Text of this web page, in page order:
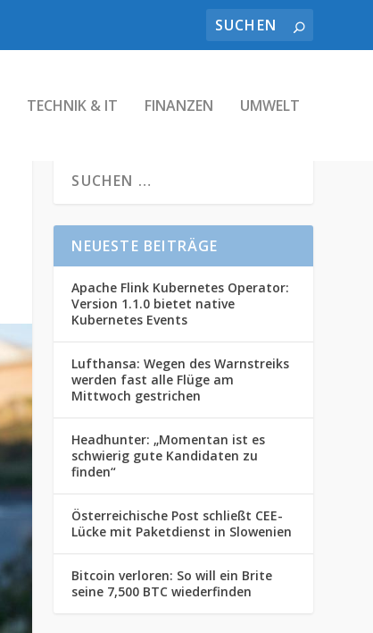
TECHNIK & IT FINANZEN UMWELT
NEUESTE BEITRÄGE
Apache Flink Kubernetes Operator:
Version 1.1.0 bietet native
Kubernetes Events
Lufthansa: Wegen des Warnstreiks
werden fast alle Flüge am
Mittwoch gestrichen
Headhunter: „Momentan ist es
schwierig gute Kandidaten zu
finden“
Österreichische Post schließt CEE-
Lücke mit Paketdienst in Slowenien
Bitcoin verloren: So will ein Brite
seine 7,500 BTC wiederfinden